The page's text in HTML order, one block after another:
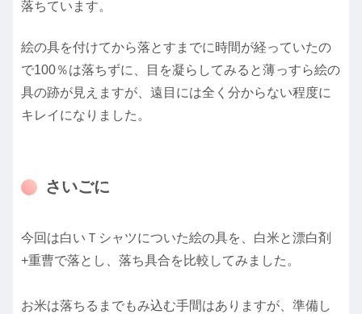
落ちています。
絵の具を付けてから落とすまでに時間が経っていたの
で100％は落ちずに、目を凝らしてみると薄っすら絵の
具の跡が見えますが、遠目には全く分からない程度に
キレイになりました。
さいごに
今回は白いＴシャツについた絵の具を、白米と漂白剤
+重曹で落とし、落ち具合を比較してみました。
お米は落ちるまでもみ込む手間はありますが、準備し